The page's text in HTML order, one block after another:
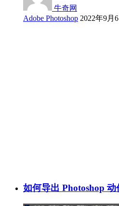
牛奇网
Adobe Photoshop 2022年9月6
如何导出 Photoshop 动